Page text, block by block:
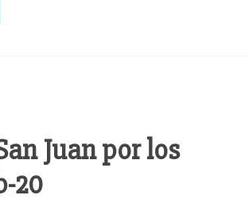
Juan por los
20